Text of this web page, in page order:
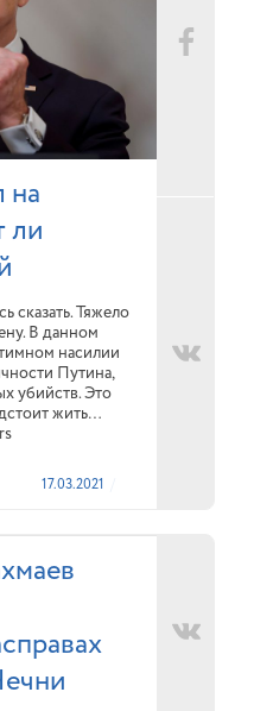
на
ли
сказать. Тяжело
В данном
насилии
Путина,
убийств. Это
жить…
17.03.2021